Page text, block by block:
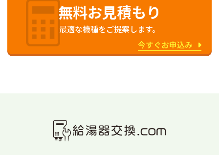
無料お見積もり
最適な機種をご提案します。
今すぐお申込み